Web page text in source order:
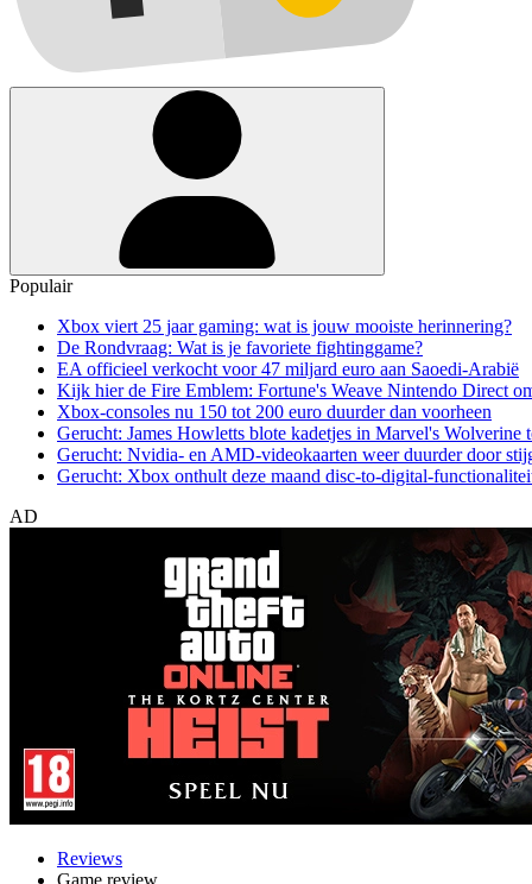
Populair
Xbox viert 25 jaar gaming: wat is jouw mooiste herinnering?
De Rondvraag: Wat is je favoriete fightinggame?
EA officieel verkocht voor 47 miljard euro aan Saoedi-Arabië
Kijk hier de Fire Emblem: Fortune's Weave Nintendo Direct
Xbox-consoles nu 150 tot 200 euro duurder dan voorheen
Gerucht: James Howletts blote kadetjes in Marvel's Wolverine
Gerucht: Nvidia- en AMD-videokaarten weer duurder door
Gerucht: Xbox onthult deze maand disc-to-digital-
AD
Reviews
Game review